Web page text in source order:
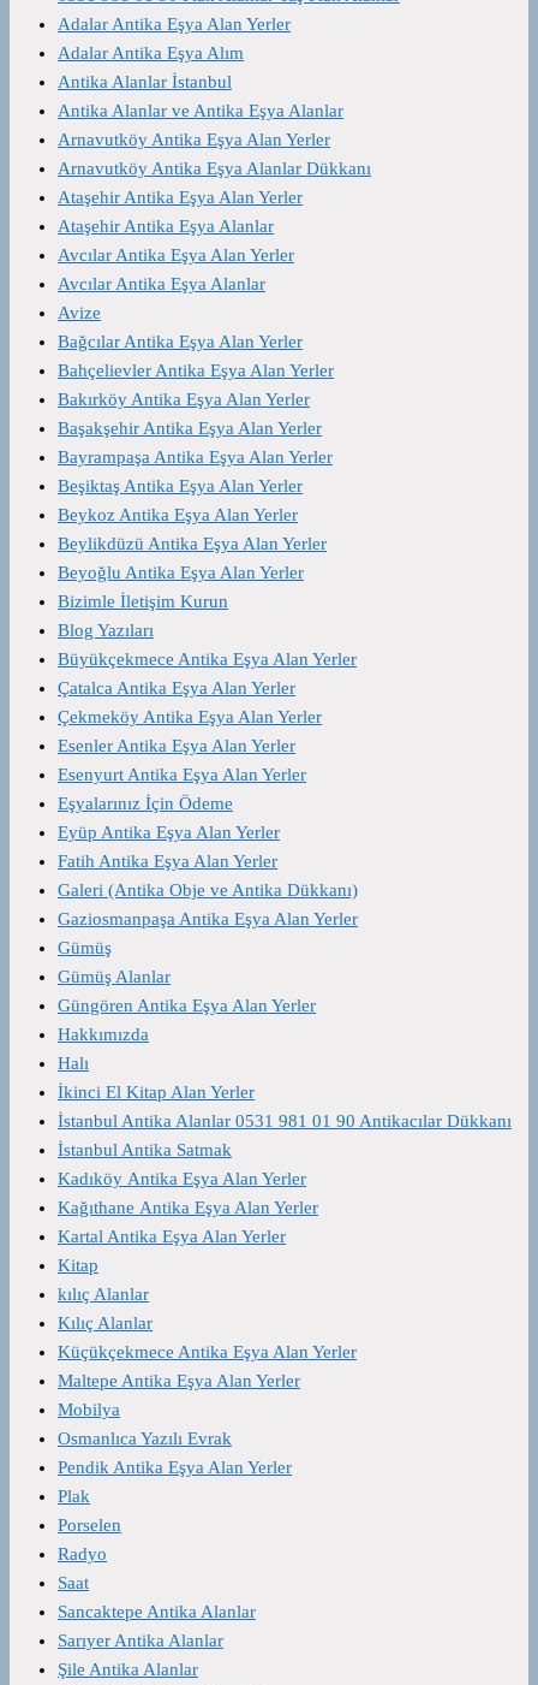
Adalar Antika Eşya Alan Yerler
Adalar Antika Eşya Alım
Antika Alanlar İstanbul
Antika Alanlar ve Antika Eşya Alanlar
Arnavutköy Antika Eşya Alan Yerler
Arnavutköy Antika Eşya Alanlar Dükkanı
Ataşehir Antika Eşya Alan Yerler
Ataşehir Antika Eşya Alanlar
Avcılar Antika Eşya Alan Yerler
Avcılar Antika Eşya Alanlar
Avize
Bağcılar Antika Eşya Alan Yerler
Bahçelievler Antika Eşya Alan Yerler
Bakırköy Antika Eşya Alan Yerler
Başakşehir Antika Eşya Alan Yerler
Bayrampaşa Antika Eşya Alan Yerler
Beşiktaş Antika Eşya Alan Yerler
Beykoz Antika Eşya Alan Yerler
Beylikdüzü Antika Eşya Alan Yerler
Beyoğlu Antika Eşya Alan Yerler
Bizimle İletişim Kurun
Blog Yazıları
Büyükçekmece Antika Eşya Alan Yerler
Çatalca Antika Eşya Alan Yerler
Çekmeköy Antika Eşya Alan Yerler
Esenler Antika Eşya Alan Yerler
Esenyurt Antika Eşya Alan Yerler
Eşyalarınız İçin Ödeme
Eyüp Antika Eşya Alan Yerler
Fatih Antika Eşya Alan Yerler
Galeri (Antika Obje ve Antika Dükkanı)
Gaziosmanpaşa Antika Eşya Alan Yerler
Gümüş
Gümüş Alanlar
Güngören Antika Eşya Alan Yerler
Hakkımızda
Halı
İkinci El Kitap Alan Yerler
İstanbul Antika Alanlar 0531 981 01 90 Antikacılar Dükkanı
İstanbul Antika Satmak
Kadıköy Antika Eşya Alan Yerler
Kağıthane Antika Eşya Alan Yerler
Kartal Antika Eşya Alan Yerler
Kitap
kılıç Alanlar
Kılıç Alanlar
Küçükçekmece Antika Eşya Alan Yerler
Maltepe Antika Eşya Alan Yerler
Mobilya
Osmanlıca Yazılı Evrak
Pendik Antika Eşya Alan Yerler
Plak
Porselen
Radyo
Saat
Sancaktepe Antika Alanlar
Sarıyer Antika Alanlar
Şile Antika Alanlar